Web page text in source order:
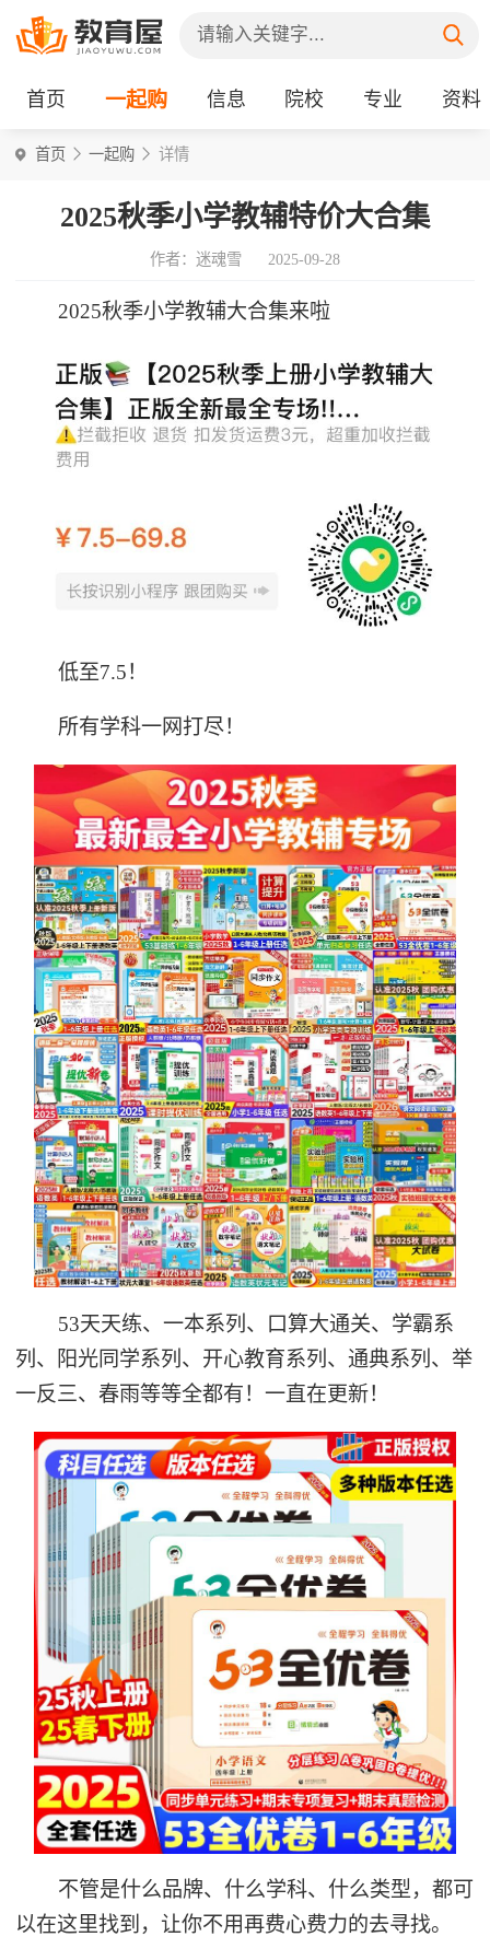
首页 一起购 信息 院校 专业 资料
首页 一起购 详情
2025秋季小学教辅特价大合集
作者：迷魂雪 2025-09-28
2025秋季小学教辅大合集来啦
低至7.5！
所有学科一网打尽！
53天天练、一本系列、口算大通关、学霸系
列、阳光同学系列、开心教育系列、通典系列、举
一反三、春雨等等全都有！一直在更新！
不管是什么品牌、什么学科、什么类型，都可
以在这里找到，让你不用再费心费力的去寻找。